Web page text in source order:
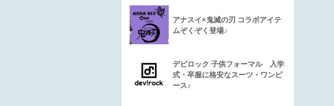
アナスイ×鬼滅の刃 コラボアイテ
ムぞくぞく登場♪
デビロック 子供フォーマル 入学
式・卒服に格安なスーツ・ワンピ
ース♪